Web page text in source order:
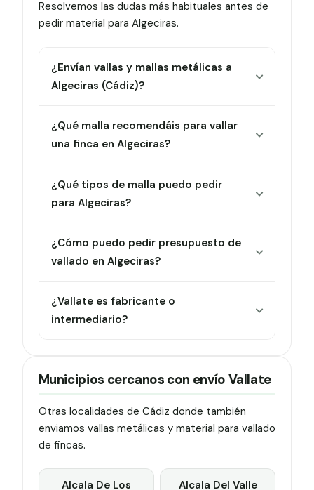
Resolvemos las dudas más habituales antes de
pedir material para Algeciras.
¿Envían vallas y mallas metálicas a
Algeciras (Cádiz)?
¿Qué malla recomendáis para vallar
una finca en Algeciras?
¿Qué tipos de malla puedo pedir
para Algeciras?
¿Cómo puedo pedir presupuesto de
vallado en Algeciras?
¿Vallate es fabricante o
intermediario?
Municipios cercanos con envío Vallate
Otras localidades de Cádiz donde también
enviamos vallas metálicas y material para vallado
de fincas.
Alcala De Los
Alcala Del Valle